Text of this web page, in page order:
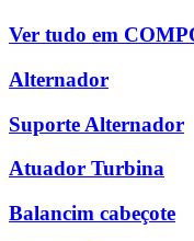
Ver tudo em
Alternador
Suporte Alternador
Atuador Turbina
Balancim cabeçote